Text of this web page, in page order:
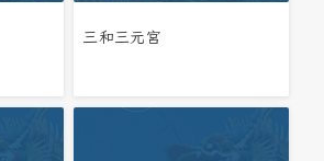
三和三元宮